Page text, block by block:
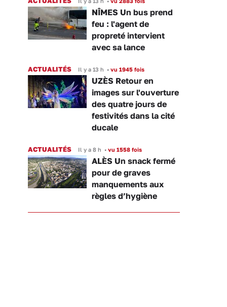
NÎMES Un bus prend
feu : l'agent de
propreté intervient
avec sa lance
ACTUALITÉS Il y a 13 h • vu 1945 fois
UZÈS Retour en
images sur l'ouverture
des quatre jours de
festivités dans la cité
ducale
ACTUALITÉS Il y a 8 h • vu 1558 fois
ALÈS Un snack fermé
pour de graves
manquements aux
règles d’hygiène